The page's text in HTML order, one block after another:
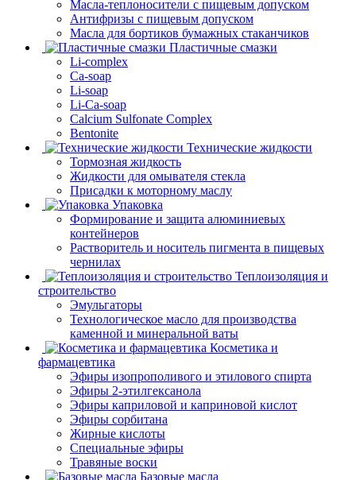
Масла-теплоносители с пищевым допуском
Антифризы с пищевым допуском
Масла для бортиков бумажных стаканчиков
Пластичные смазки
Li-complex
Ca-soap
Li-soap
Li-Ca-soap
Calcium Sulfonate Complex
Bentonite
Технические жидкости
Тормозная жидкость
Жидкости для омывателя стекла
Присадки к моторному маслу
Упаковка
Формирование и защита алюминиевых
контейнеров
Растворитель и носитель пигмента в пищевых
чернилах
Теплоизоляция и
строительство
Эмульгаторы
Технологическое масло для производства
каменной и минеральной ваты
Косметика и
фармацевтика
Эфиры изопрополивого и этилового спирта
Эфиры 2-этилгексанола
Эфиры каприловой и каприновой кислот
Эфиры сорбитана
Жирные кислоты
Специальные эфиры
Травяные воски
Базовые масла